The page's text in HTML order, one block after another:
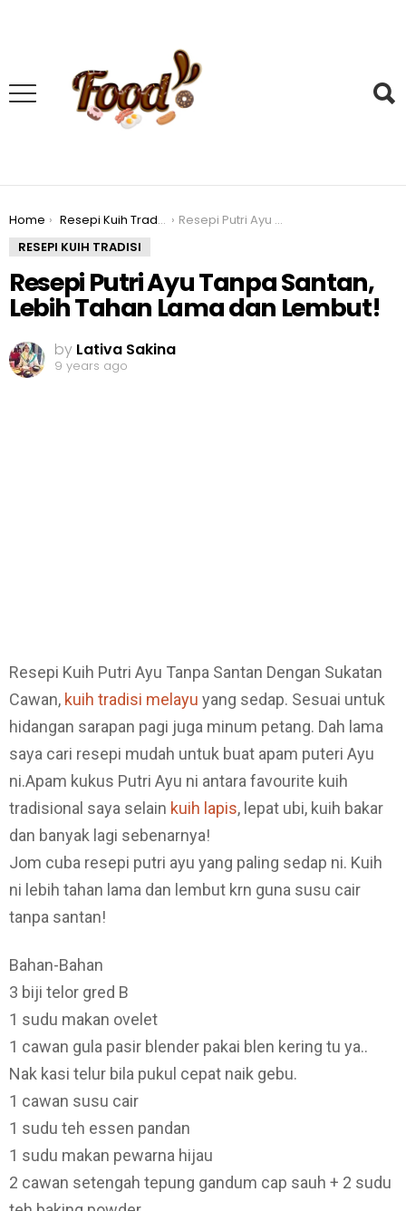
You are here:
Home Resepi Kuih Tradisi
Resepi Putri Ayu Tanpa Santan, Lebih Tahan Lama dan Lembut!
RESEPI KUIH TRADISI
Resepi Putri Ayu Tanpa Santan,
Lebih Tahan Lama dan Lembut!
by Lativa Sakina
9 years ago
Resepi Kuih Putri Ayu Tanpa Santan Dengan Sukatan
Cawan, kuih tradisi melayu yang sedap. Sesuai untuk
hidangan sarapan pagi juga minum petang. Dah lama
saya cari resepi mudah untuk buat apam puteri Ayu
ni.Apam kukus Putri Ayu ni antara favourite kuih
tradisional saya selain kuih lapis, lepat ubi, kuih bakar
dan banyak lagi sebenarnya!
Jom cuba resepi putri ayu yang paling sedap ni. Kuih
ni lebih tahan lama dan lembut krn guna susu cair
tanpa santan!
Bahan-Bahan
3 biji telor gred B
1 sudu makan ovelet
1 cawan gula pasir blender pakai blen kering tu ya..
Nak kasi telur bila pukul cepat naik gebu.
1 cawan susu cair
1 sudu teh essen pandan
1 sudu makan pewarna hijau
2 cawan setengah tepung gandum cap sauh + 2 sudu